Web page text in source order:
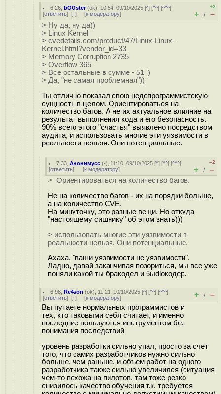
6.26 ,bOOster(ok), 10:54, 09/10/2025 [^] [^^] [^^^]
[ответить] [↓] [к модератору]
+2
+ / –
> Ну да, ну да))
> Linux Kernel
> cvedetails.com/product/47/Linux-Linux-
Kernel.html?vendor_id=33
> Memory Corruption 2735
> Overflow 365
> Все остальные в сумме - 51 :)
> Да, "не самая проблемная"))
Ты отлично показал свою недопрограммистскую
сущность в целом. Ориентироваться на
количество багов. А не их актуальное влияние на
результат выполнения кода и его безопасность.
90% всего этого "счастья" выявлено посредством
аудита, и использовать многие эти уязвимости в
реальности нельзя. Они потенциальные.
7.33 ,Анонимусс (-), 11:10, 09/10/2025 [^] [^^] [^^^]
[ответить] [к модератору]
–2
+ / –
> Ориентироваться на количество багов.
Не на количество багов - их на порядки больше,
а на количество CVE.
На минуточку, это разные вещи. Но откуда
"настоящему сишнику" об этом знать)))
> использовать многие эти уязвимости в
реальности нельзя. Они потенциальные.
Ахаха, "ваши уязвимости не уязвимости".
Ладно, давай заканчивая позориться, мы все уже
поняли какой ты бракодел и 6ыdloкодер.
6.98 ,Re4son (ok), 11:21, 10/10/2025 [^] [^^] [^^^]
[ответить] [↑] [к модератору] + / –
Вы путаете нормальных программистов и
тех, кто таковыми себя считает, и именно
последние пользуются инструментом без
понимания последствий
уровень разработки сильно упал, просто за счет
того, что самих разработчиков нужно сильно
больше, чем раньше, и объем работ на одного
разработчика также сильно увеличился (ситуация
чем-то похожа на пилотов, там тоже резко
снизилось качество обучения т.к. требуется